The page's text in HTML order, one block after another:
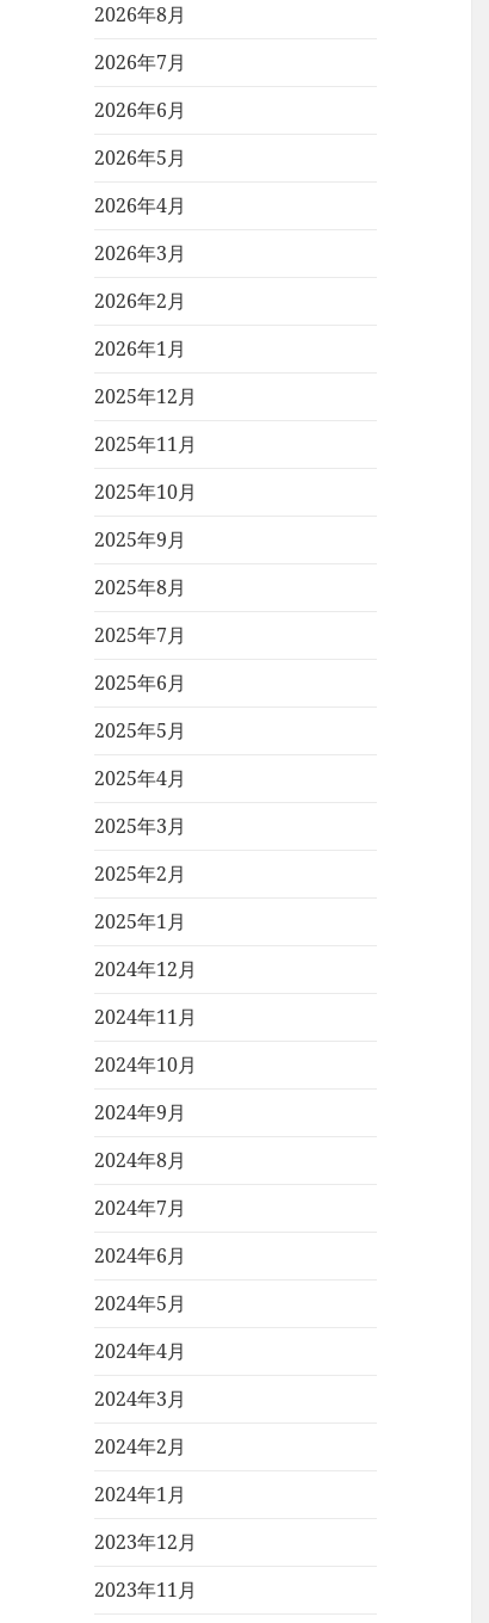
2026年8月
2026年7月
2026年6月
2026年5月
2026年4月
2026年3月
2026年2月
2026年1月
2025年12月
2025年11月
2025年10月
2025年9月
2025年8月
2025年7月
2025年6月
2025年5月
2025年4月
2025年3月
2025年2月
2025年1月
2024年12月
2024年11月
2024年10月
2024年9月
2024年8月
2024年7月
2024年6月
2024年5月
2024年4月
2024年3月
2024年2月
2024年1月
2023年12月
2023年11月